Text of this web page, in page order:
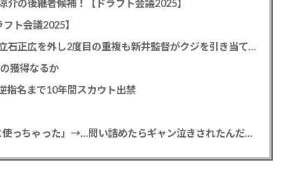
の後継者候補！【ドラフト会議2025】
ト会議2025】
カープドラ1平川蓮！187cmのスイッチヒッター！立石正広を外し2度目の重複も新井監督がクジを引き当てる！【ドラフト会議2025】
獲得なるか
指名まで10年間スカウト出禁
【悲報】彼女「ごめん！俺くんの貯金、情報商材に使っちゃった」→…問い詰めたらギャン泣きされたんだが俺が悪いのか？